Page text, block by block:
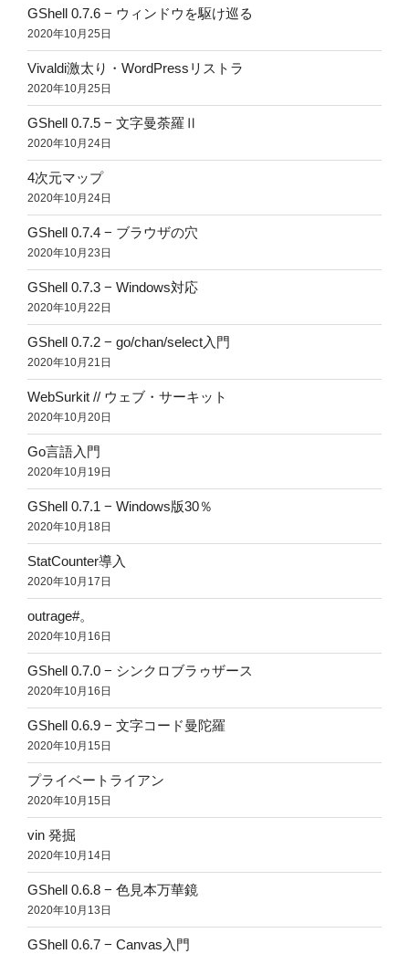
GShell 0.7.6 − ウィンドウを駆け巡る
2020年10月25日
Vivaldi激太り・WordPressリストラ
2020年10月25日
GShell 0.7.5 − 文字曼荼羅Ⅱ
2020年10月24日
4次元マップ
2020年10月24日
GShell 0.7.4 − ブラウザの穴
2020年10月23日
GShell 0.7.3 − Windows対応
2020年10月22日
GShell 0.7.2 − go/chan/select入門
2020年10月21日
WebSurkit // ウェブ・サーキット
2020年10月20日
Go言語入門
2020年10月19日
GShell 0.7.1 − Windows版30％
2020年10月18日
StatCounter導入
2020年10月17日
outrage#。
2020年10月16日
GShell 0.7.0 − シンクロブラゥザース
2020年10月16日
GShell 0.6.9 − 文字コード曼陀羅
2020年10月15日
プライベートライアン
2020年10月15日
vin 発掘
2020年10月14日
GShell 0.6.8 − 色見本万華鏡
2020年10月13日
GShell 0.6.7 − Canvas入門